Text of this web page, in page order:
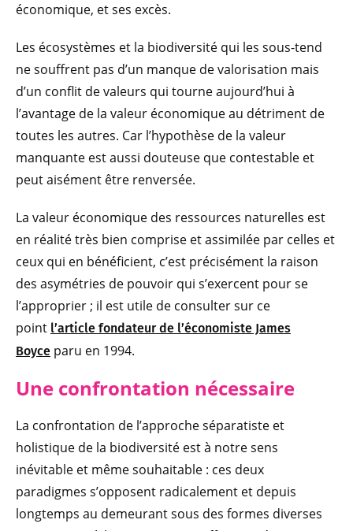
économique, et ses excès.
Les écosystèmes et la biodiversité qui les sous-tend
ne souffrent pas d’un manque de valorisation mais
d’un conflit de valeurs qui tourne aujourd’hui à
l’avantage de la valeur économique au détriment de
toutes les autres. Car l’hypothèse de la valeur
manquante est aussi douteuse que contestable et
peut aisément être renversée.
La valeur économique des ressources naturelles est
en réalité très bien comprise et assimilée par celles et
ceux qui en bénéficient, c’est précisément la raison
des asymétries de pouvoir qui s’exercent pour se
l’approprier ; il est utile de consulter sur ce
point l’article fondateur de l’économiste James
Boyce paru en 1994.
Une confrontation nécessaire
La confrontation de l’approche séparatiste et
holistique de la biodiversité est à notre sens
inévitable et même souhaitable : ces deux
paradigmes s’opposent radicalement et depuis
longtemps au demeurant sous des formes diverses